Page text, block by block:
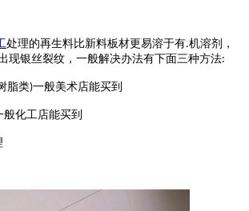
处理的再生料比新料板材更易溶于有.机溶剂，
现银丝裂纹，一般解决办法有下面三种方法:
脂类)一般美术店能买到
般化工店能买到